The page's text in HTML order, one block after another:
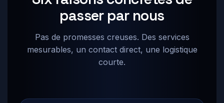
passer par nous
Pas de promesses creuses. Des services
mesurables, un contact direct, une logistique
courte.